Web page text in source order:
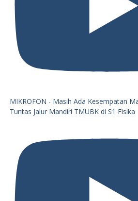
MIKROFON - Masih Ada Kesempatan
Tuntas Jalur Mandiri TMUBK di S1 Fisika